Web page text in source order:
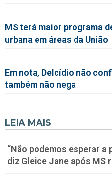
MS terá maior programa
urbana em áreas da União
Em nota, Delcídio não
também não nega
LEIA MAIS
“Não podemos esperar a
diz Gleice Jane após